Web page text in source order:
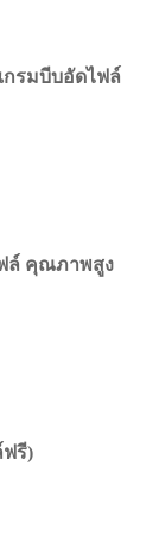
กรมบีบอัดไฟล์
ล์ คุณภาพสูง
ฟรี)